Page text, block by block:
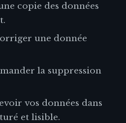
copie des données
une donnée
la suppression
vos données dans
et lisible.